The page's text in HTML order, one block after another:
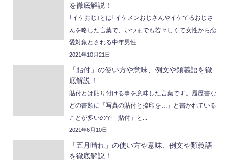
を徹底解説！
｢イケおじ｣とは｢イケメンおじさんやイケてるおじさ
んを略した言葉で、いつまでも若々しくて女性から恋
愛対象とされる中年男性...
2021年10月21日
「貼付」の使い方や意味、例文や類義語を徹
底解説！
貼付とは貼り付ける事を意味した言葉です。履歴書な
どの書類に「写真の貼付と捺印を…」と書かれている
ことが多いので「貼付」と...
2021年6月10日
「五月晴れ」の使い方や意味、例文や類義語
を徹底解説！